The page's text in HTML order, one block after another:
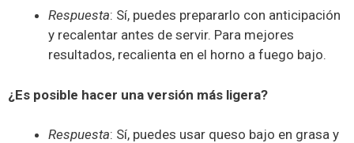
Respuesta: Sí, puedes prepararlo con anticipación
y recalentar antes de servir. Para mejores
resultados, recalienta en el horno a fuego bajo.
¿Es posible hacer una versión más ligera?
Respuesta: Sí, puedes usar queso bajo en grasa y